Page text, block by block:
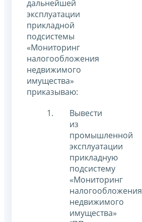
дальнейшей
эксплуатации
прикладной
подсистемы
«Мониторинг
налогообложения
недвижимого
имущества»
приказываю:
Вывести
из
промышленной
эксплуатации
прикладную
подсистему
«Мониторинг
налогообложения
недвижимого
имущества»